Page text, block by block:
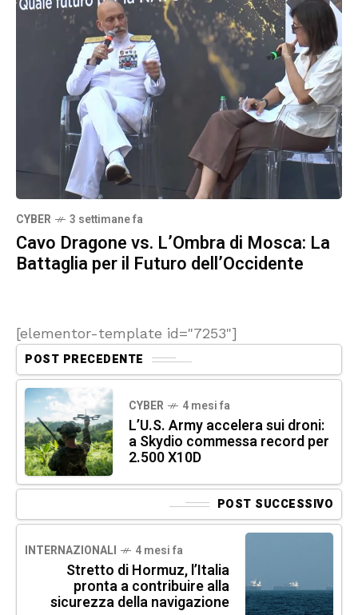
CYBER 3 settimane fa
Cavo Dragone vs. L’Ombra di Mosca: La
Battaglia per il Futuro dell’Occidente
[elementor-template id="7253"]
POST PRECEDENTE
CYBER 4 mesi fa
L’U.S. Army accelera sui droni:
a Skydio commessa record per
2.500 X10D
POST SUCCESSIVO
INTERNAZIONALI 4 mesi fa
Stretto di Hormuz, l’Italia
pronta a contribuire alla
sicurezza della navigazione